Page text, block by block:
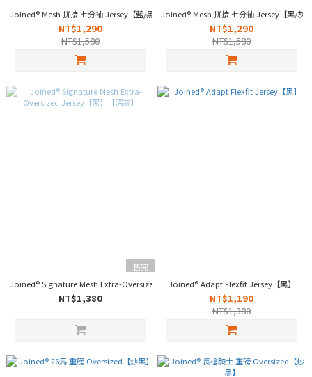
Joined® Mesh 拼接 七分袖 Jersey【藍/黑/白】
NT$1,290
NT$1,580
Joined® Mesh 拼接 七分袖 Jersey【黑/灰/
NT$1,290
NT$1,580
售完
Joined® Signature Mesh Extra-Oversized Jersey【黑】【深灰】
NT$1,380
Joined® Adapt Flexfit Jersey【黑】
NT$1,190
NT$1,380